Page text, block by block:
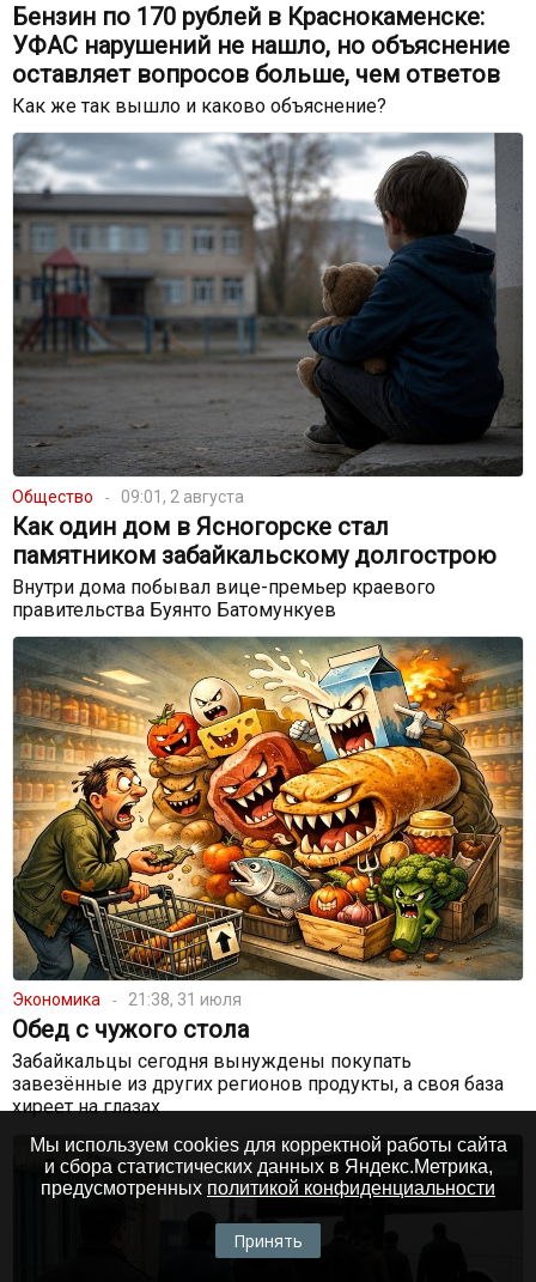
Бензин по 170 рублей в Краснокаменске:
УФАС нарушений не нашло, но объяснение
оставляет вопросов больше, чем ответов
Как же так вышло и каково объяснение?
Общество 09:01, 2 августа
Как один дом в Ясногорске стал
памятником забайкальскому долгострою
Внутри дома побывал вице-премьер краевого
правительства Буянто Батомункуев
Экономика 21:38, 31 июля
Обед с чужого стола
Забайкальцы сегодня вынуждены покупать
завезённые из других регионов продукты, а своя база
хиреет на глазах
Мы используем cookies для корректной работы сайта
и сбора статистических данных в Яндекс.Метрика,
предусмотренных политикой конфиденциальности
Принять